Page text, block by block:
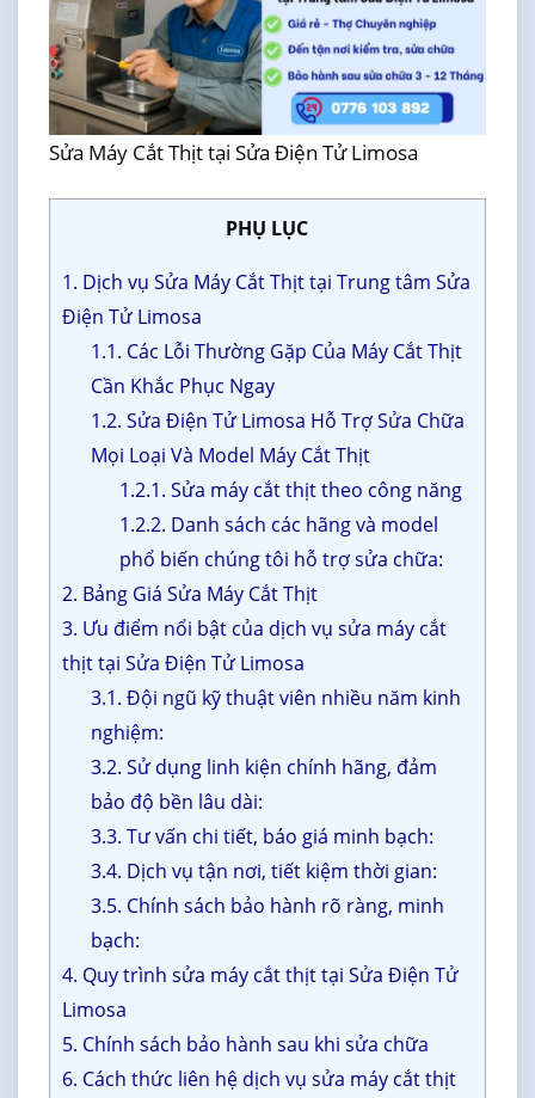
Sửa Máy Cắt Thịt tại Sửa Điện Tử Limosa
PHỤ LỤC
1. Dịch vụ Sửa Máy Cắt Thịt tại Trung tâm Sửa
Điện Tử Limosa
1.1. Các Lỗi Thường Gặp Của Máy Cắt Thịt
Cần Khắc Phục Ngay
1.2. Sửa Điện Tử Limosa Hỗ Trợ Sửa Chữa
Mọi Loại Và Model Máy Cắt Thịt
1.2.1. Sửa máy cắt thịt theo công năng
1.2.2. Danh sách các hãng và model
phổ biến chúng tôi hỗ trợ sửa chữa:
2. Bảng Giá Sửa Máy Cắt Thịt
3. Ưu điểm nổi bật của dịch vụ sửa máy cắt
thịt tại Sửa Điện Tử Limosa
3.1. Đội ngũ kỹ thuật viên nhiều năm kinh
nghiệm:
3.2. Sử dụng linh kiện chính hãng, đảm
bảo độ bền lâu dài:
3.3. Tư vấn chi tiết, báo giá minh bạch:
3.4. Dịch vụ tận nơi, tiết kiệm thời gian:
3.5. Chính sách bảo hành rõ ràng, minh
bạch:
4. Quy trình sửa máy cắt thịt tại Sửa Điện Tử
Limosa
5. Chính sách bảo hành sau khi sửa chữa
6. Cách thức liên hệ dịch vụ sửa máy cắt thịt